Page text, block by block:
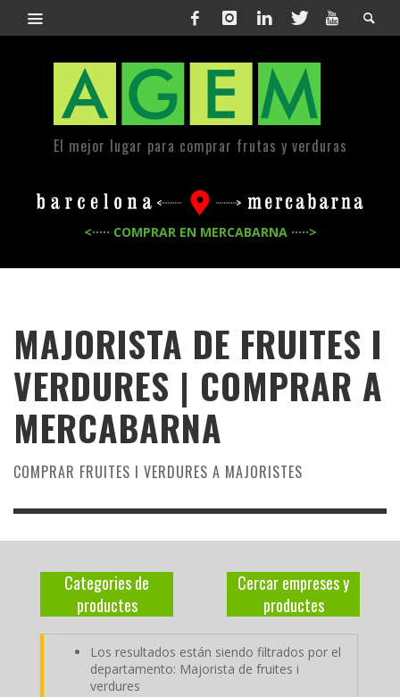
El mejor lugar para comprar frutas y verduras
<····· COMPRAR EN MERCABARNA ·····>
MAJORISTA DE FRUITES I
VERDURES | COMPRAR A
MERCABARNA
COMPRAR FRUITES I VERDURES A MAJORISTES
Categories de
productes
Cercar empreses y
productes
Los resultados están siendo filtrados por el
departamento: Majorista de fruites i
verdures